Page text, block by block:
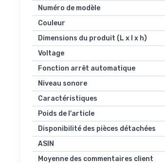
Numéro de modèle
Couleur
Dimensions du produit (L x l x h)
Voltage
Fonction arrêt automatique
Niveau sonore
Caractéristiques
Poids de l'article
Disponibilité des pièces détachées
ASIN
Moyenne des commentaires client